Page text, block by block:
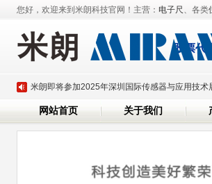
您好，欢迎来到米朗科技官网！主营： 电子尺 、各类
股票代
深圳市米朗科技有限公司展会邀请：
米朗即将参加2025年深圳国际传感器与应用技术
磁致伸缩位移传感器系列产品全面升级
米朗科技参加第三十六届上海雅式国际橡塑展
网站首页 关于我们